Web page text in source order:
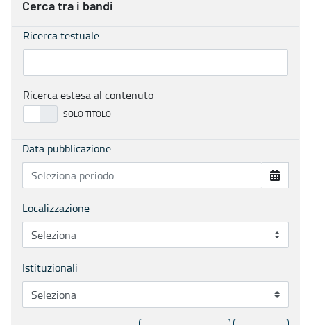
Cerca tra i bandi
Ricerca testuale
Ricerca estesa al contenuto
Data pubblicazione
Localizzazione
Istituzionali